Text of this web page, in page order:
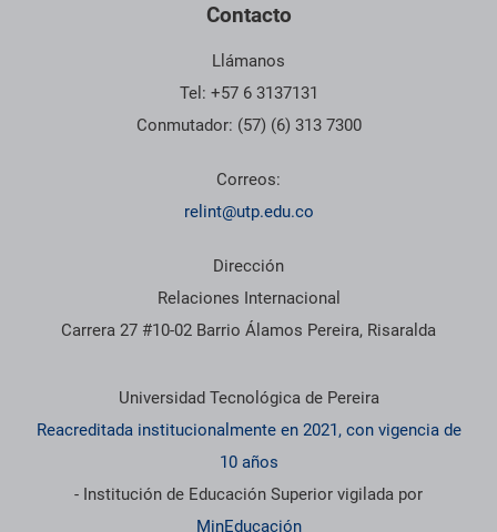
Contacto
Llámanos
Tel: +57 6 3137131
Conmutador: (57) (6) 313 7300
Correos:
relint@utp.edu.co
Dirección
Relaciones Internacional
Carrera 27 #10-02 Barrio Álamos Pereira, Risaralda
Información institucional
Universidad Tecnológica de Pereira
Reacreditada institucionalmente en 2021, con vigencia de
10 años
- Institución de Educación Superior vigilada por
MinEducación